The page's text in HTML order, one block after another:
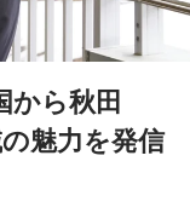
から秋田
魅力を発信